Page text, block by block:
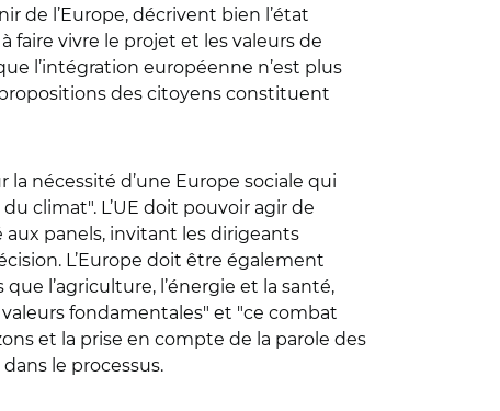
de l’Europe, décrivent bien l’état
faire vivre le projet et les valeurs de
l’intégration européenne n’est plus
des citoyens constituent
nécessité d’une Europe sociale qui
climat". L’UE doit pouvoir agir de
panels, invitant les dirigeants
L’Europe doit être également
l’agriculture, l’énergie et la santé,
fondamentales" et "ce combat
et la prise en compte de la parole des
le processus.